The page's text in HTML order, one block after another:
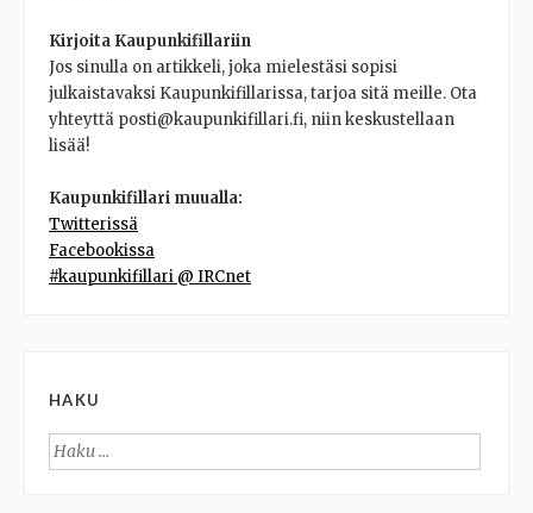
Kirjoita Kaupunkifillariin
Jos sinulla on artikkeli, joka mielestäsi sopisi
julkaistavaksi Kaupunkifillarissa, tarjoa sitä meille. Ota
yhteyttä posti@kaupunkifillari.fi, niin keskustellaan
lisää!
Kaupunkifillari muualla:
Twitterissä
Facebookissa
#kaupunkifillari @ IRCnet
HAKU
Haku: